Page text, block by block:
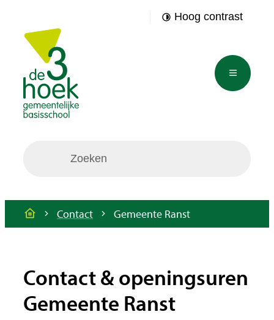
Gbs de driehoek
Hoog contrast
Menu
Startpagina
Contact Gemeente Ranst
Contact & openingsuren
Gemeente Ranst